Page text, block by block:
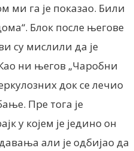
ми га је показао. Били
Блок после његове
су мислили да је
ни његов „Чаробни
док се лечио
Пре тога је
у којем је једино он
али је одбијао да